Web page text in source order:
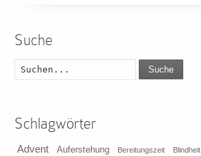
Suche
Suche
Schlagwörter
Advent Auferstehung Bereitungszeit Blindheit